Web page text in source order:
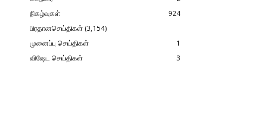
நிகழ்வுகள்
924
பிரதானசெய்திகள் (3,154)
முனைப்பு செய்திகள்
1
விஷேட செய்திகள்
3